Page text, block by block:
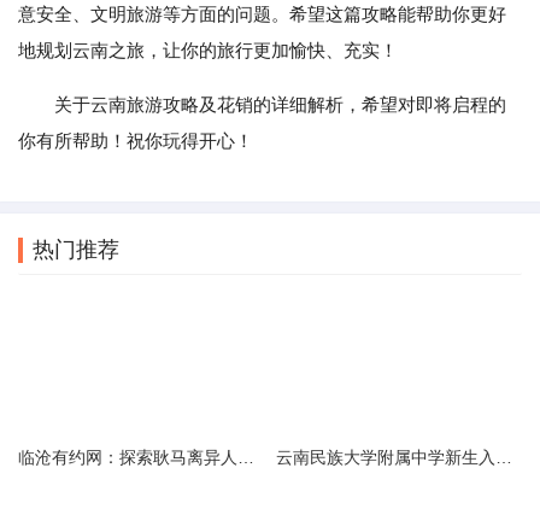
意安全、文明旅游等方面的问题。希望这篇攻略能帮助你更好
地规划云南之旅，让你的旅行更加愉快、充实！
关于云南旅游攻略及花销的详细解析，希望对即将启程的
你有所帮助！祝你玩得开心！
热门推荐